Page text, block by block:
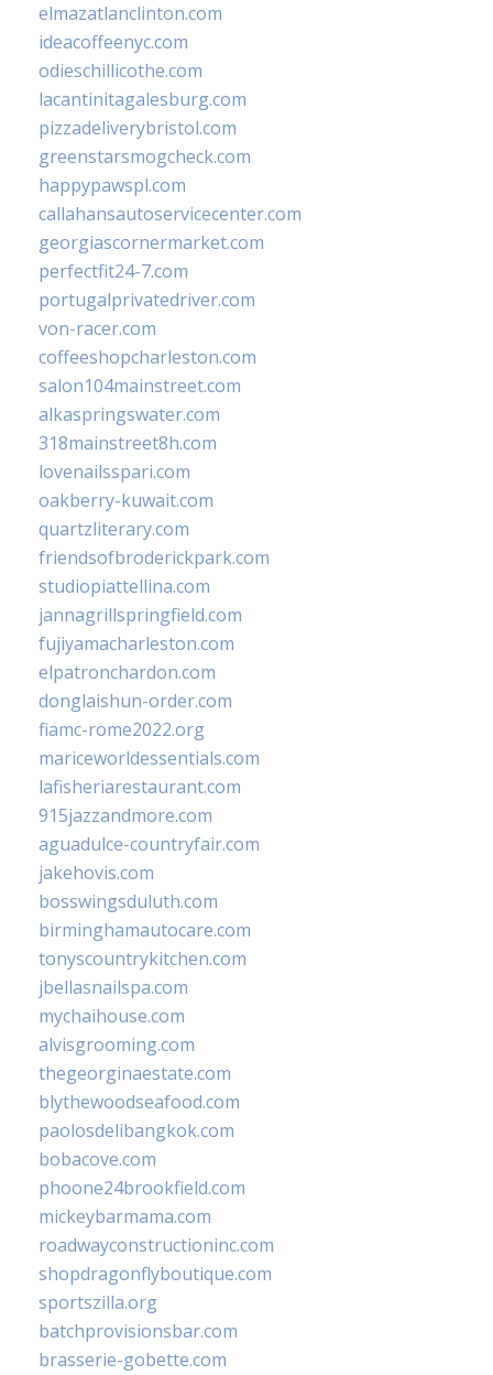
elmazatlanclinton.com
ideacoffeenyc.com
odieschillicothe.com
lacantinitagalesburg.com
pizzadeliverybristol.com
greenstarsmogcheck.com
happypawspl.com
callahansautoservicecenter.com
georgiascornermarket.com
perfectfit24-7.com
portugalprivatedriver.com
von-racer.com
coffeeshopcharleston.com
salon104mainstreet.com
alkaspringswater.com
318mainstreet8h.com
lovenailsspari.com
oakberry-kuwait.com
quartzliterary.com
friendsofbroderickpark.com
studiopiattellina.com
jannagrillspringfield.com
fujiyamacharleston.com
elpatronchardon.com
donglaishun-order.com
fiamc-rome2022.org
mariceworldessentials.com
lafisheriarestaurant.com
915jazzandmore.com
aguadulce-countryfair.com
jakehovis.com
bosswingsduluth.com
birminghamautocare.com
tonyscountrykitchen.com
jbellasnailspa.com
mychaihouse.com
alvisgrooming.com
thegeorginaestate.com
blythewoodseafood.com
paolosdelibangkok.com
bobacove.com
phoone24brookfield.com
mickeybarmama.com
roadwayconstructioninc.com
shopdragonflyboutique.com
sportszilla.org
batchprovisionsbar.com
brasserie-gobette.com